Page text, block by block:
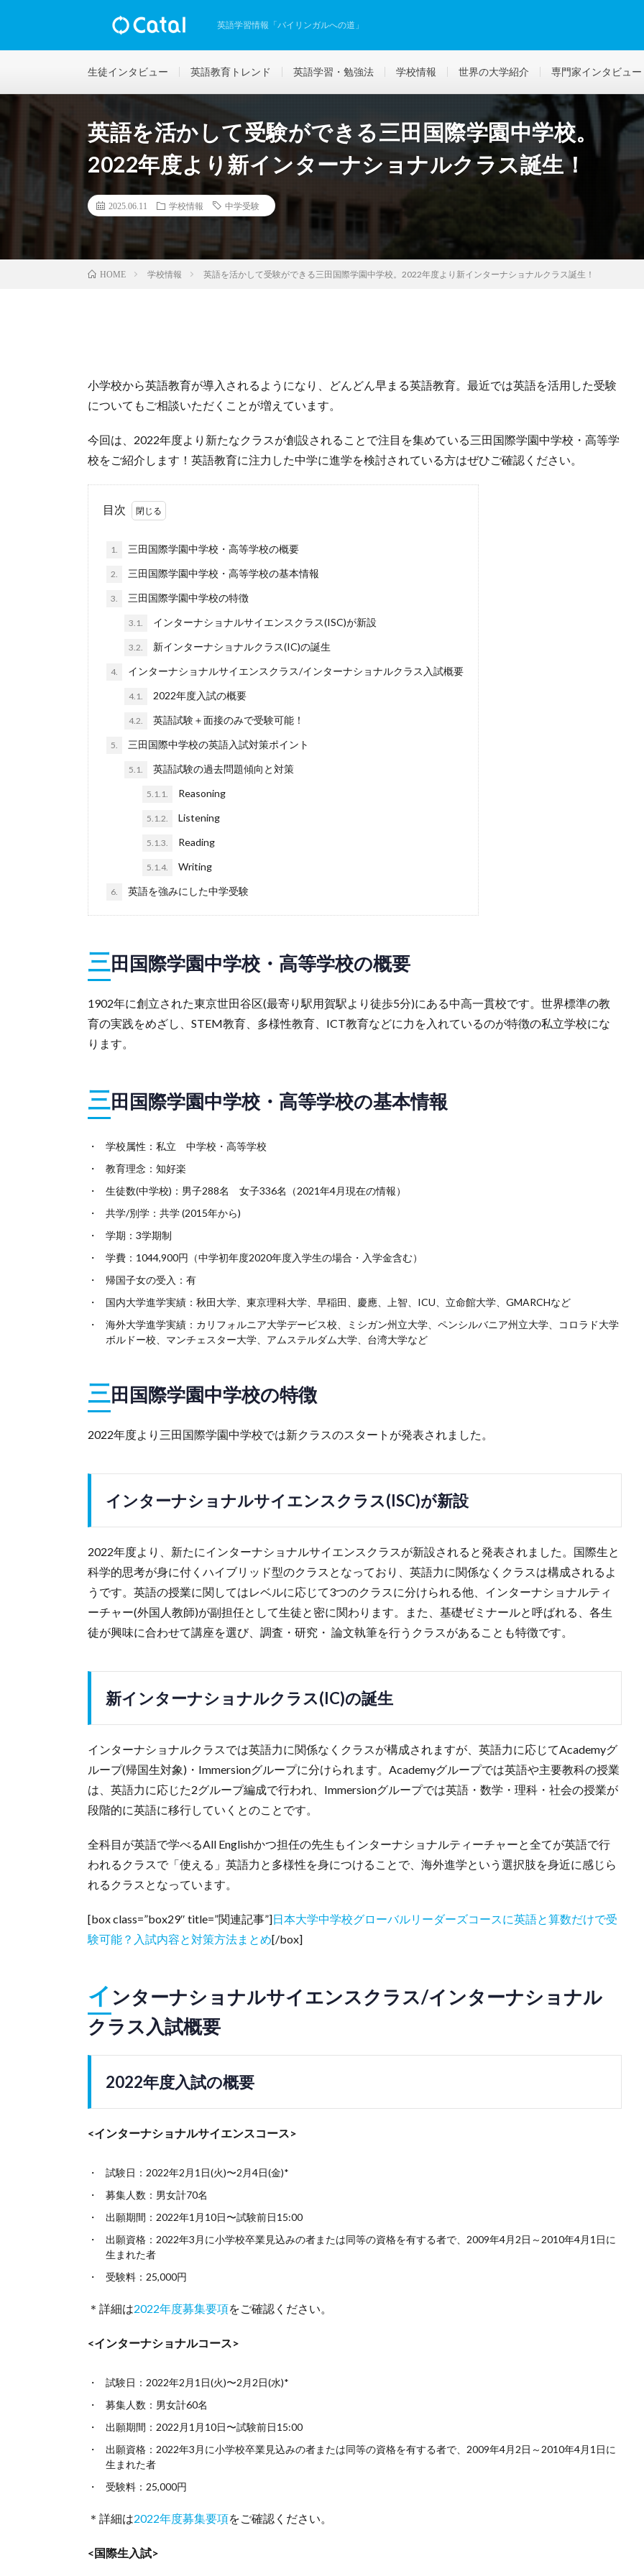
英語学習情報「バイリンガルへの道」
生徒インタビュー 英語教育トレンド 英語学習・勉強法 学校情報 世界の大学紹介 専門家インタビュー
英語を活かして受験ができる三田国際学園中学校。
2022年度より新インターナショナルクラス誕生！
2025.06.11 学校情報 中学受験
HOME 学校情報 英語を活かして受験ができる三田国際学園中学校。2022年度より新インターナショナルクラス誕生！
小学校から英語教育が導入されるようになり、どんどん早まる英語教育。最近では英語を活用した受験
についてもご相談いただくことが増えています。
今回は、2022年度より新たなクラスが創設されることで注目を集めている三田国際学園中学校・高等学
校をご紹介します！英語教育に注力した中学に進学を検討されている方はぜひご確認ください。
目次
1. 三田国際学園中学校・高等学校の概要
2. 三田国際学園中学校・高等学校の基本情報
3. 三田国際学園中学校の特徴
3.1. インターナショナルサイエンスクラス(ISC)が新設
3.2. 新インターナショナルクラス(IC)の誕生
4. インターナショナルサイエンスクラス/インターナショナルクラス入試概要
4.1. 2022年度入試の概要
4.2. 英語試験＋面接のみで受験可能！
5. 三田国際中学校の英語入試対策ポイント
5.1. 英語試験の過去問題傾向と対策
5.1.1. Reasoning
5.1.2. Listening
5.1.3. Reading
5.1.4. Writing
6. 英語を強みにした中学受験
三田国際学園中学校・高等学校の概要
1902年に創立された東京世田谷区(最寄り駅用賀駅より徒歩5分)にある中高一貫校です。世界標準の教
育の実践をめざし、STEM教育、多様性教育、ICT教育などに力を入れているのが特徴の私立学校にな
ります。
三田国際学園中学校・高等学校の基本情報
学校属性：私立 中学校・高等学校
教育理念：知好楽
生徒数(中学校)：男子288名 女子336名（2021年4月現在の情報）
共学/別学：共学 (2015年から)
学期：3学期制
学費：1044,900円（中学初年度2020年度入学生の場合・入学金含む）
帰国子女の受入：有
国内大学進学実績：秋田大学、東京理科大学、早稲田、慶應、上智、ICU、立命館大学、GMARCHなど
海外大学進学実績：カリフォルニア大学デービス校、ミシガン州立大学、ペンシルバニア州立大学、コロラド大学
ボルドー校、マンチェスター大学、アムステルダム大学、台湾大学など
三田国際学園中学校の特徴
2022年度より三田国際学園中学校では新クラスのスタートが発表されました。
インターナショナルサイエンスクラス(ISC)が新設
2022年度より、新たにインターナショナルサイエンスクラスが新設されると発表されました。国際生と
科学的思考が身に付くハイブリッド型のクラスとなっており、英語力に関係なくクラスは構成されるよ
うです。英語の授業に関してはレベルに応じて3つのクラスに分けられる他、インターナショナルティ
ーチャー(外国人教師)が副担任として生徒と密に関わります。また、基礎ゼミナールと呼ばれる、各生
徒が興味に合わせて講座を選び、調査・研究・ 論文執筆を行うクラスがあることも特徴です。
新インターナショナルクラス(IC)の誕生
インターナショナルクラスでは英語力に関係なくクラスが構成されますが、英語力に応じてAcademyグ
ループ(帰国生対象)・Immersionグループに分けられます。Academyグループでは英語や主要教科の授業
は、英語力に応じた2グループ編成で行われ、Immersionグループでは英語・数学・理科・社会の授業が
段階的に英語に移行していくとのことです。
全科目が英語で学べるAll Englishかつ担任の先生もインターナショナルティーチャーと全てが英語で行
われるクラスで「使える」英語力と多様性を身につけることで、海外進学という選択肢を身近に感じら
れるクラスとなっています。
[box class=”box29″ title=”関連記事”]日本大学中学校グローバルリーダーズコースに英語と算数だけで受
験可能？入試内容と対策方法まとめ[/box]
イ ンターナショナルサイエンスクラス/インターナショナル
クラス入試概要
2022年度入試の概要
<インターナショナルサイエンスコース>
試験日：2022年2月1日(火)〜2月4日(金)*
募集人数：男女計70名
出願期間：2022年1月10日〜試験前日15:00
出願資格：2022年3月に小学校卒業見込みの者または同等の資格を有する者で、2009年4月2日～2010年4月1日に
生まれた者
受験料：25,000円
＊詳細は2022年度募集要項をご確認ください。
<インターナショナルコース>
試験日：2022年2月1日(火)〜2月2日(水)*
募集人数：男女計60名
出願期間：2022月1月10日〜試験前日15:00
出願資格：2022年3月に小学校卒業見込みの者または同等の資格を有する者で、2009年4月2日～2010年4月1日に
生まれた者
受験料：25,000円
＊詳細は2022年度募集要項をご確認ください。
<国際生入試>